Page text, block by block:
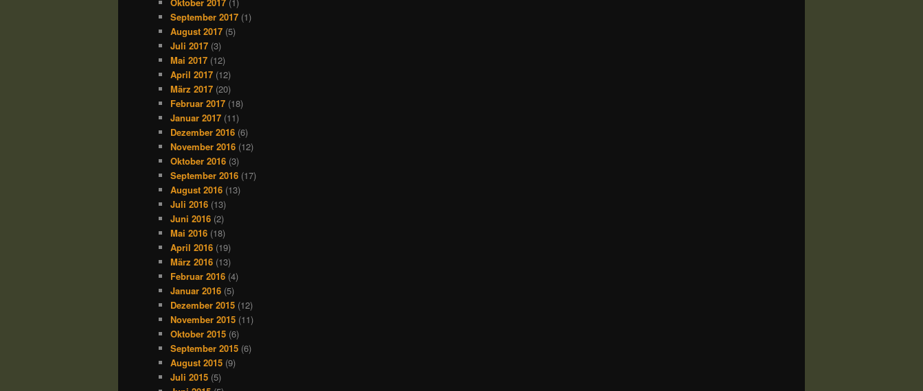
September 2017 (1)
August 2017 (5)
Juli 2017 (3)
Mai 2017 (12)
April 2017 (12)
März 2017 (20)
Februar 2017 (18)
Januar 2017 (11)
Dezember 2016 (6)
November 2016 (12)
Oktober 2016 (3)
September 2016 (17)
August 2016 (13)
Juli 2016 (13)
Juni 2016 (2)
Mai 2016 (18)
April 2016 (19)
März 2016 (13)
Februar 2016 (4)
Januar 2016 (5)
Dezember 2015 (12)
November 2015 (11)
Oktober 2015 (6)
September 2015 (6)
August 2015 (9)
Juli 2015 (5)